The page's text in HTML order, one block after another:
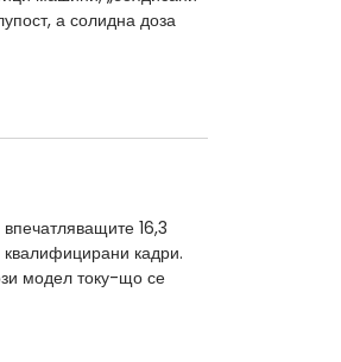
а солидна доза
16,3
кадри.
модел току-що се